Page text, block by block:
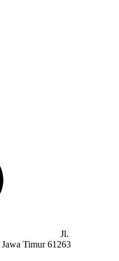
Jl.
Timur 61263